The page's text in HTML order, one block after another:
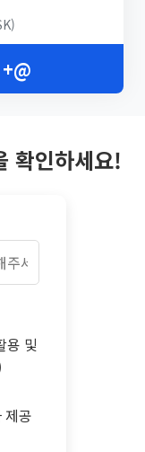
확인하세요!
용 및
제공